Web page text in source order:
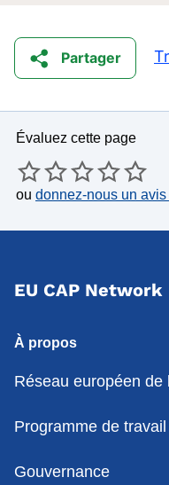
Partager
Évaluez cette page
ou donnez-nous un
EU CAP Network
À propos
Réseau européen de
Programme de travail
Gouvernance